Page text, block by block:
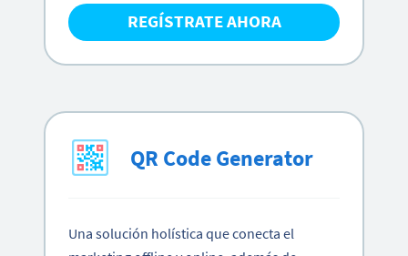
REGÍSTRATE AHORA
QR Code Generator
Una solución holística que conecta el